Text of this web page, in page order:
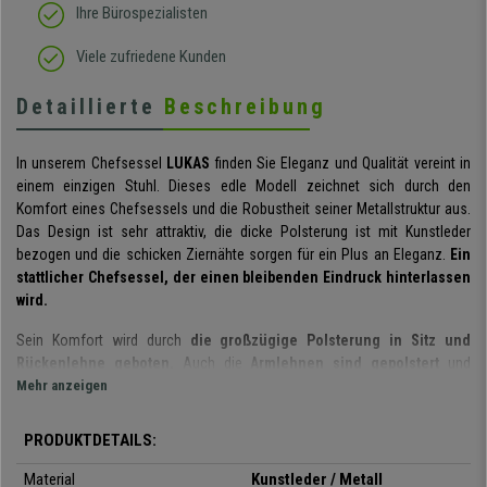
Ihre Bürospezialisten
Viele zufriedene Kunden
Detaillierte Beschreibung
In unserem Chefsessel LUKAS finden Sie Eleganz und Qualität vereint in
einem einzigen Stuhl.
Dieses edle Modell zeichnet sich durch den
Komfort eines Chefsessels und die Robustheit seiner Metallstruktur aus.
Das Design ist sehr attraktiv, die dicke Polsterung ist mit Kunstleder
bezogen und die schicken Ziernähte sorgen für ein Plus an Eleganz. Ein
stattlicher Chefsessel, der einen bleibenden Eindruck hinterlassen
wird.
Sein Komfort wird durch die großzügige Polsterung in Sitz und
Rückenlehne geboten.
Auch die Armlehnen sind gepolstert und
bieten somit eine bequeme Stütze, die an einem guten Chefsessel nicht
Die integrierte Wippfunktion der Rückenlehne bietet zusätzlichen
Komfort, denn die Wippbewegung wirkt entlastend für den Rücken und
Mehr anzeigen
PRODUKTDETAILS:
Material
Kunstleder / Metall